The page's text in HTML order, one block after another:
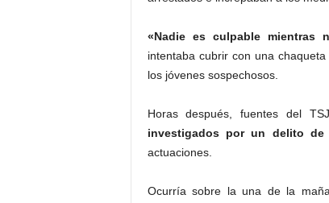
«Nadie es culpable mientras
intentaba cubrir con una
los jóvenes sospechosos.
Horas después, fuentes del
investigados por un delito de
actuaciones.
Ocurría sobre la una de la